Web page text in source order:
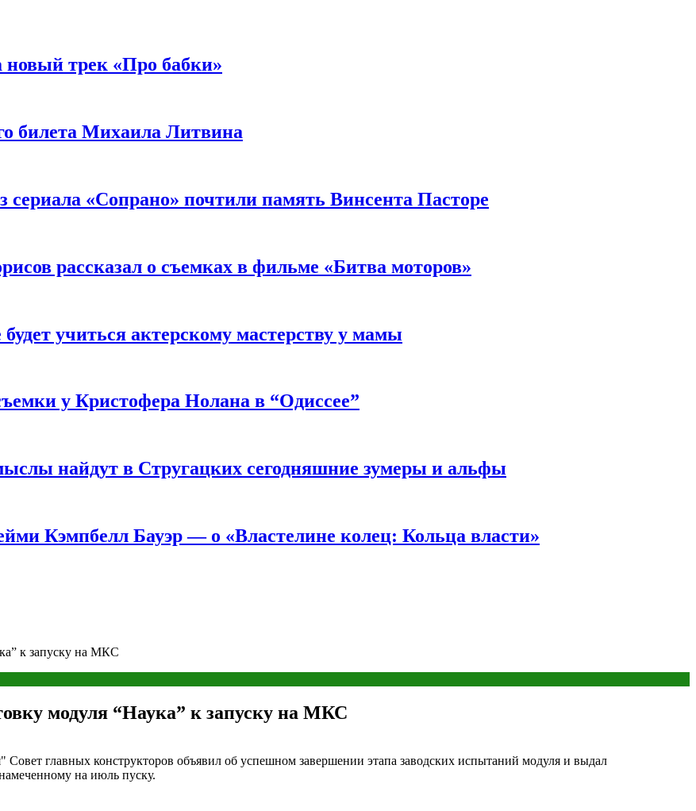
новый трек «Про бабки»
билета Михаила Литвина
«Сопрано» почтили память Винсента Пасторе
рассказал о съемках в фильме «Битва моторов»
учиться актерскому мастерству у мамы
у Кристофера Нолана в “Одиссее”
найдут в Стругацких сегодняшние зумеры и альфы
Кэмпбелл Бауэр — о «Властелине колец: Кольца власти»
к запуску на МКС
модуля “Наука” к запуску на МКС
главных конструкторов объявил об успешном завершении этапа заводских испытаний модуля и выдал
на июль пуску.